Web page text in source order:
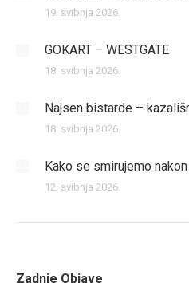
19. svibnja 2026.
GOKART – WESTGATE
18. svibnja 2026.
Najsen bistarde –
18. svibnja 2026.
Kako se smirujemo
12. svibnja 2026.
Zadnje Objave